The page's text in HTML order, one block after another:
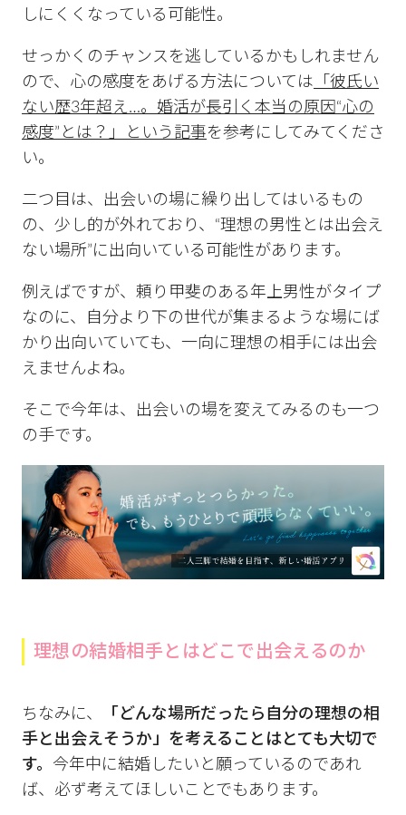
しにくくなっている可能性。
せっかくのチャンスを逃しているかもしれません
ので、心の感度をあげる方法については 「彼氏い
ない歴3年超え…。婚活が長引く本当の原因“心の
感度”とは？」という記事を参考にしてみてくださ
い。
二つ目は、出会いの場に繰り出してはいるもの
の、少し的が外れており、“理想の男性とは出会え
ない場所”に出向いている可能性があります。
例えばですが、頼り甲斐のある年上男性がタイプ
なのに、自分より下の世代が集まるような場にば
かり出向いていても、一向に理想の相手には出会
えませんよね。
そこで今年は、出会いの場を変えてみるのも一つ
の手です。
理想の結婚相手とはどこで出会えるのか
ちなみに、
「どんな場所だったら自分の理想の相
手と出会えそうか」を考えることはとても大切で
す。 今年中に結婚したいと願っているのであれ
ば、必ず考えてほしいことでもあります。